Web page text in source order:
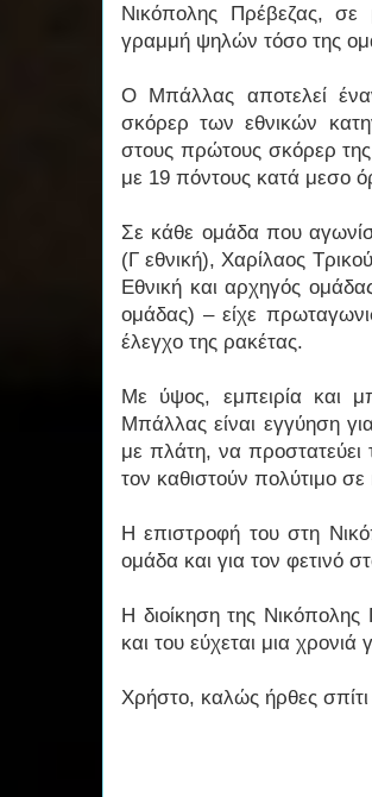
Νικόπολης Πρέβεζας,
γραμμή ψηλών τόσο της
Ο Μπάλλας αποτελεί
σκόρερ των εθνικών
στους πρώτους σκόρερ της
με 19 πόντους κατά μεσο
Σε κάθε ομάδα που
(Γ εθνική), Χαρίλαος
Εθνική και αρχηγός
ομάδας) – είχε
έλεγχο της ρακέτας.
Με ύψος, εμπειρία και
Μπάλλας είναι εγγύηση
με πλάτη, να προστατεύει
τον καθιστούν πολύτιμο
Η επιστροφή του στη
ομάδα και για τον φετινό
Η διοίκηση της
και του εύχεται μια
Χρήστο, καλώς ήρθες